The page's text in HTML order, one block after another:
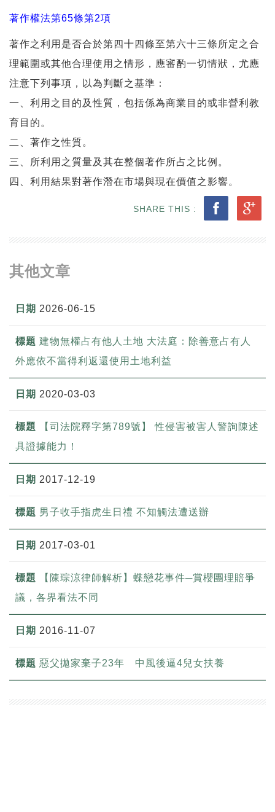
著作權法第65條第2項
著作之利用是否合於第四十四條至第六十三條所定之合
理範圍或其他合理使用之情形，應審酌一切情狀，尤應
注意下列事項，以為判斷之基準：
一、利用之目的及性質，包括係為商業目的或非營利教
育目的。
二、著作之性質。
三、所利用之質量及其在整個著作所占之比例。
四、利用結果對著作潛在市場與現在價值之影響。
SHARE THIS :
其他文章
2026-06-15
建物無權占有他人土地 大法庭：除善意占有人
外應依不當得利返還使用土地利益
2020-03-03
【司法院釋字第789號】 性侵害被害人警詢陳述
具證據能力！
2017-12-19
男子收手指虎生日禮 不知觸法遭送辦
2017-03-01
【陳琮涼律師解析】蝶戀花事件─賞櫻團理賠爭
議，各界看法不同
2016-11-07
惡父拋家棄子23年 中風後逼4兒女扶養